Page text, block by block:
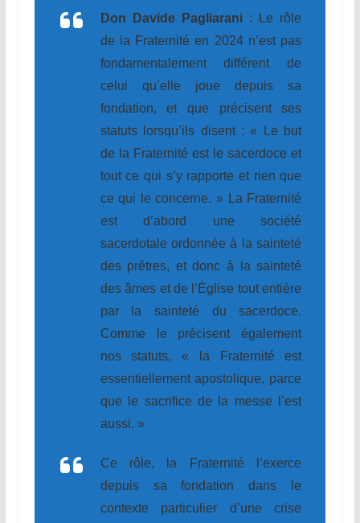
Don Davide Pagliarani : Le rôle
de la Fraternité en 2024 n’est pas
fondamentalement différent de
celui qu’elle joue depuis sa
fondation, et que précisent ses
statuts lorsqu’ils disent : « Le but
de la Fraternité est le sacerdoce et
tout ce qui s’y rapporte et rien que
ce qui le concerne. » La Fraternité
est d’abord une société
sacerdotale ordonnée à la sainteté
des prêtres, et donc à la sainteté
des âmes et de l’Église tout entière
par la sainteté du sacerdoce.
Comme le précisent également
nos statuts, « la Fraternité est
essentiellement apostolique, parce
que le sacrifice de la messe l’est
aussi. »
Ce rôle, la Fraternité l’exerce
depuis sa fondation dans le
contexte particulier d’une crise